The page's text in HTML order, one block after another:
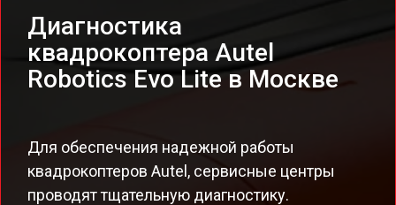
Диагностика
квадрокоптера Autel
Robotics Evo Lite в Москве
Для обеспечения надежной работы
квадрокоптеров Autel, сервисные центры
проводят тщательную диагностику.